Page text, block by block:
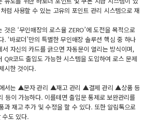
럼 사용할 수 있는 고유의 포인트 관리 시스템으로 재
것은 ‘무인매장의 로스율 ZERO’에 도전을 목적으로
. ‘바로더’만의 특별한 무인매장 솔루션 핵심 중 하나
자신의 카드를 긁으면 자동문이 열리는 방식이며,
QR코드 출입도 가능한 시스템을 도입하여 로스 문제
시한 것이다.
에서는 ▲문자 관리 ▲재고 관리 ▲결제 관리 ▲상품 등
이 가능하다. 이를테면 출입문 통제로 보완관리를
과 재고 추가 및 수정을 할 수 있다. 또한 알림톡으로
수도 있다.